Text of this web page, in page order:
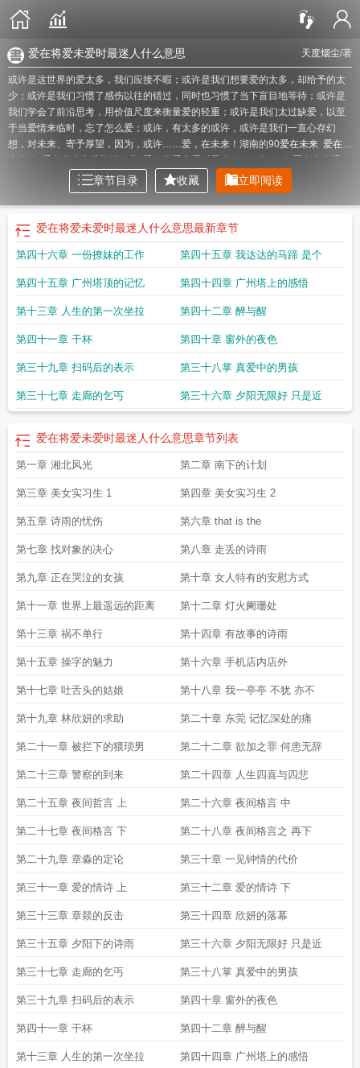
天度烟尘/著
爱在将爱未爱时最迷人什么意思
或许是这世界的爱太多，我们应接不暇；或许是我们想要爱的太多，却给予的太
少；或许是我们习惯了感伤以往的错过，同时也习惯了当下盲目地等待；或许是
我们学会了前沿思考，用价值尺度来衡量爱的轻重；或许是我们太过缺爱，以至
于当爱情来临时，忘了怎么爱；或许，有太多的或许，或许是我们一直心存幻
想，对未来、寄予厚望，因为，或许……爱，在未来！湖南的90爱在未来 爱在未
爱在将爱未爱之间最迷人假如爱在未来知乎 爱在将来未来时最迷人
至未至时的下一句爱在将至未至时最迷人欣欣向荣爱在未来爱在2020
爱未爱时最迷人出处贵阳爱在未来音乐节爱在未来一分钟哦哦哦哦爱在未
来爱在未来十年爱在未来免费阅读爱在将爱未爱时最迷人啥意思
巅电视剧节约环保爱在未来爱在未来什么意思节约环保爱在现在爱在未央全
文免费爱在未来之境在线观看爱在未来才是爱什么意思爱在未来音乐节
什么歌爱在2026如果爱在未来 爱在未来不在爱在将爱未爱时最迷人什么意
思爱在未来式歌词过去的爱在未来 爱在将爱未爱时最美下一句
一点爱在未来 爱在未来北京科技有限公司爱在未来之巅爱在未来仍是爱
在线收听还有一点爱在未来是什么歌 爱在2016爱在将爱未爱时最迷人的意
歌曲
章节目录 收藏 立即阅读
爱在将爱未爱时最迷人什么意思最新章节
第四十六章 一份撩妹的工作 第四十五章 我达达的马蹄 是个
第四十五章 广州塔顶的记忆 第四十四章 广州塔上的感悟
第十三章 人生的第一次坐拉 第四十二章 醉与醒
第四十一章 干杯 第四十章 窗外的夜色
第三十九章 扫码后的表示 第三十八掌 真爱中的男孩
第三十七章 走廊的乞丐 第三十六章 夕阳无限好 只是近
爱在将爱未爱时最迷人什么意思章节列表
第一章 湘北风光 第二章 南下的计划
第三章 美女实习生 1 第四章 美女实习生 2
第五章 诗雨的忧伤 第六章 that is the
第七章 找对象的决心 第八章 走丢的诗雨
第九章 正在哭泣的女孩 第十章 女人特有的安慰方式
第十一章 世界上最遥远的距离 第十二章 灯火阑珊处
第十三章 祸不单行 第十四章 有故事的诗雨
第十五章 操字的魅力 第十六章 手机店内店外
第十七章 吐舌头的姑娘 第十八章 我一亭亭 不犹 亦不
第十九章 林欣妍的求助 第二十章 东莞 记忆深处的痛
第二十一章 被拦下的猥琐男 第二十二章 欲加之罪 何患无辞
第二十三章 警察的到来 第二十四章 人生四喜与四悲
第二十五章 夜间哲言 上 第二十六章 夜间格言 中
第二十七章 夜间格言 下 第二十八章 夜间格言之 再下
第二十九章 章淼的定论 第三十章 一见钟情的代价
第三十一章 爱的情诗 上 第三十二章 爱的情诗 下
第三十三章 章燚的反击 第三十四章 欣妍的落幕
第三十五章 夕阳下的诗雨 第三十六章 夕阳无限好 只是近
第三十七章 走廊的乞丐 第三十八掌 真爱中的男孩
第三十九章 扫码后的表示 第四十章 窗外的夜色
第四十一章 干杯 第四十二章 醉与醒
第十三章 人生的第一次坐拉 第四十四章 广州塔上的感悟